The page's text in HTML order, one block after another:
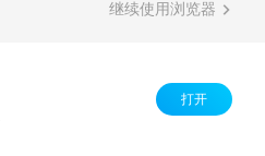
继续使用浏览器
打开